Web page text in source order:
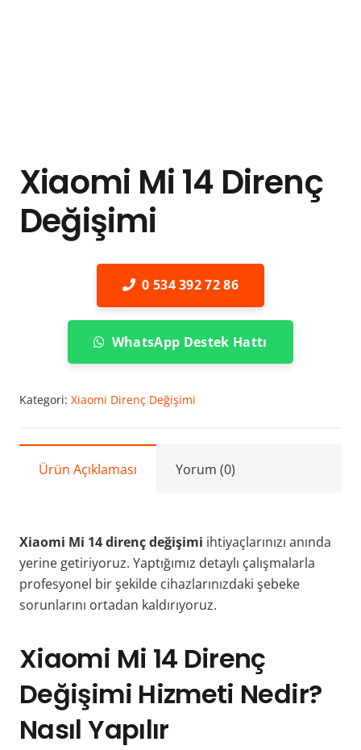
Xiaomi Mi 14 Direnç
Değişimi
0 534 392 72 86
WhatsApp Destek Hattı
Kategori: Xiaomi Direnç Değişimi
Ürün Açıklaması Yorum (0)
Xiaomi Mi 14 direnç değişimi ihtiyaçlarınızı anında
yerine getiriyoruz. Yaptığımız detaylı çalışmalarla
profesyonel bir şekilde cihazlarınızdaki şebeke
sorunlarını ortadan kaldırıyoruz.
Xiaomi Mi 14 Direnç
Değişimi Hizmeti Nedir?
Nasıl Yapılır